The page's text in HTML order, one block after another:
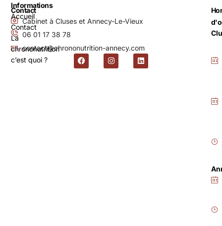
Contact
Cabinet à Cluses et Annecy-Le-Vieux
06 01 17 38 78
contact@chrononutrition-annecy.com
Informations
Accueil
Contact
La
chrononutrition
c’est quoi ?